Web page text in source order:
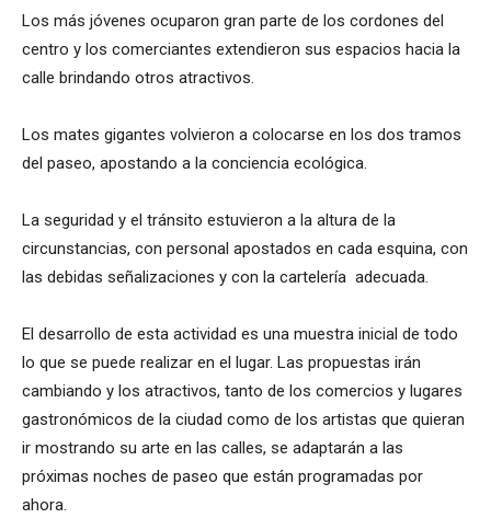
Los más jóvenes ocuparon gran parte de los cordones del
centro y los comerciantes extendieron sus espacios hacia la
calle brindando otros atractivos.
Los mates gigantes volvieron a colocarse en los dos tramos
del paseo, apostando a la conciencia ecológica.
La seguridad y el tránsito estuvieron a la altura de la
circunstancias, con personal apostados en cada esquina, con
las debidas señalizaciones y con la cartelería adecuada.
El desarrollo de esta actividad es una muestra inicial de todo
lo que se puede realizar en el lugar. Las propuestas irán
cambiando y los atractivos, tanto de los comercios y lugares
gastronómicos de la ciudad como de los artistas que quieran
ir mostrando su arte en las calles, se adaptarán a las
próximas noches de paseo que están programadas por
ahora.